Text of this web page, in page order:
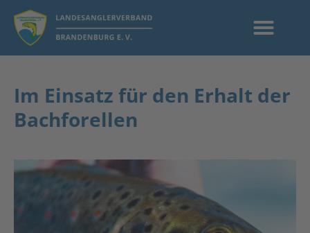
Im Einsatz für den Erhalt der
Bachforellen